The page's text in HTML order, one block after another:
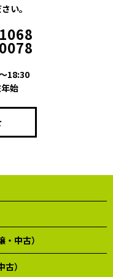
い。
18:30
始
中古）
）